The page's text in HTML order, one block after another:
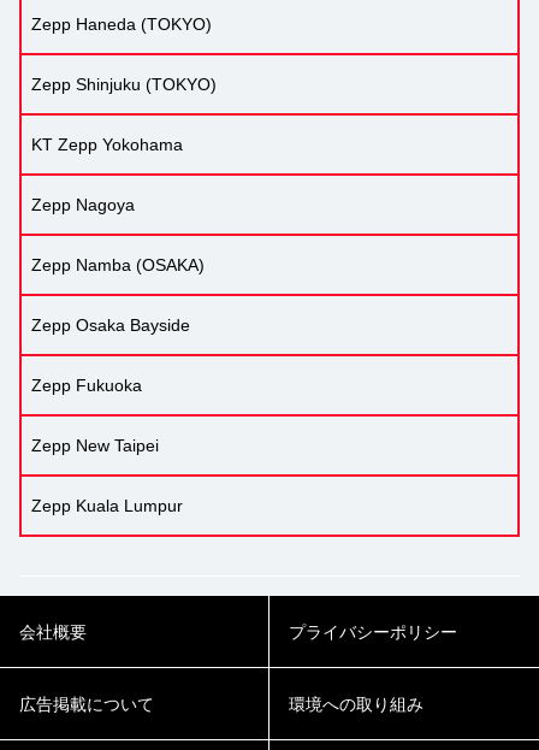
Zepp Haneda (TOKYO)
Zepp Shinjuku (TOKYO)
KT Zepp Yokohama
Zepp Nagoya
Zepp Namba (OSAKA)
Zepp Osaka Bayside
Zepp Fukuoka
Zepp New Taipei
Zepp Kuala Lumpur
会社概要 プライバシーポリシー
広告掲載について 環境への取り組み